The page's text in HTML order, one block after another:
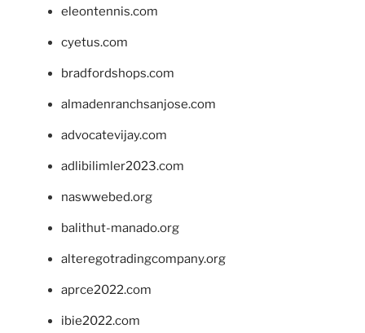
eleontennis.com
cyetus.com
bradfordshops.com
almadenranchsanjose.com
advocatevijay.com
adlibilimler2023.com
naswwebed.org
balithut-manado.org
alteregotradingcompany.org
aprce2022.com
ibie2022.com